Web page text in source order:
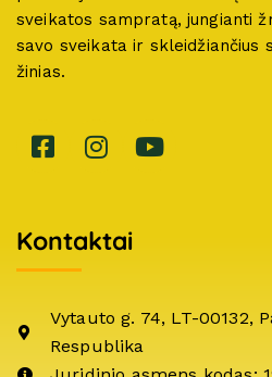
sveikatos sampratą, jungianti
savo sveikata ir skleidžiančius
žinias.
Kontaktai
Vytauto g. 74, LT-00132,
Respublika